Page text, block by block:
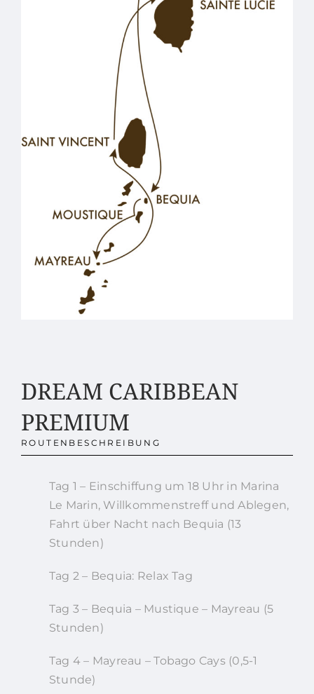
DREAM CARIBBEAN
PREMIUM
ROUTENBESCHREIBUNG
Tag 1 – Einschiffung um 18 Uhr in Marina
Le Marin, Willkommenstreff und Ablegen,
Fahrt über Nacht nach Bequia (13
Stunden)
Tag 2 – Bequia: Relax Tag
Tag 3 – Bequia – Mustique – Mayreau (5
Stunden)
Tag 4 – Mayreau – Tobago Cays (0,5-1
Stunde)